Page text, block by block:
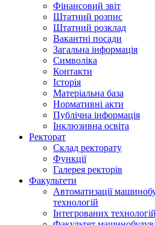
Фінансовий звіт
Штатний розпис
Штатний розклад
Вакантні посади
Загальна інформація
Символіка
Контакти
Історія
Матеріальна база
Нормативні акти
Публічна інформація
Інклюзивна освіта
Ректорат
Склад ректорату
Функції
Галерея ректорів
Факультети
Автоматизації
технологій
Інтегрованих